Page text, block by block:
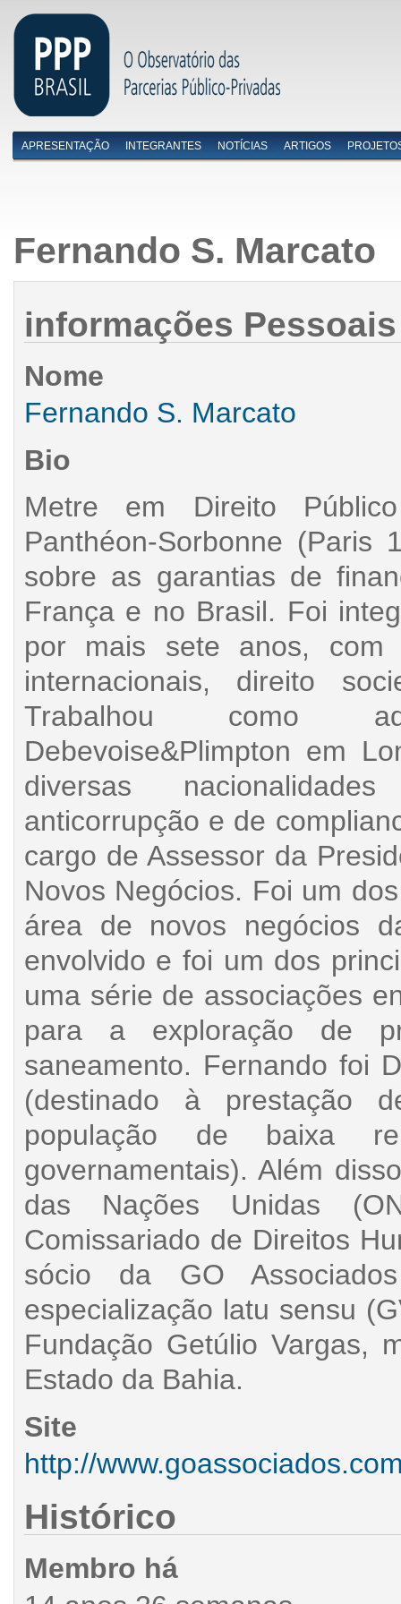
Menu primário
APRESENTAÇÃO INTEGRANTES NOTÍCIAS ARTIGOS
Fernando S. Marcato
informações Pessoais
Nome
Fernando S. Marcato
Bio
Metre em Direito
Panthéon-Sorbonne (Paris
sobre as garantias de
França e no Brasil. Foi
por mais sete anos, com
internacionais, direito
Trabalhou como
Debevoise&Plimpton em
diversas
anticorrupção e de
cargo de Assessor da
Novos Negócios. Foi um
área de novos negócios
envolvido e foi um dos
uma série de associações
para a exploração de
saneamento. Fernando foi
(destinado à prestação
população de baixa
governamentais). Além
das Nações Unidas
Comissariado de Direitos
sócio da GO
especialização latu sensu
Fundação Getúlio Vargas,
Estado da Bahia.
Site
http://
Histórico
Membro há